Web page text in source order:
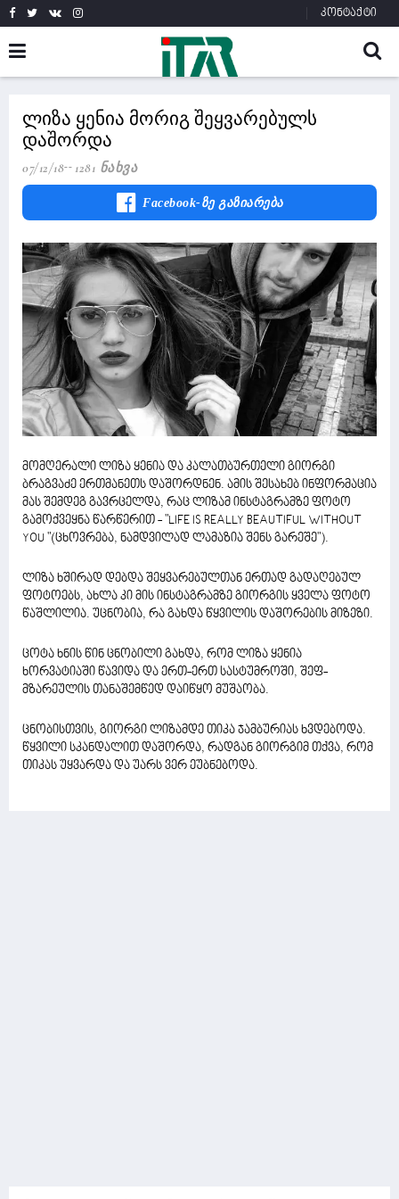
კონტაქტი
ლიზა ყენია მორიგ შეყვარებულს
დაშორდა
07/12/18 1281 Ნახვა
Facebook-Ზე Გაზიარება
მომღერალი ლიზა ყენია და კალათბურთელი გიორგი
ბრაგვაძე ერთმანეთს დაშორდნენ. ამის შესახებ ინფორმაცია
მას შემდეგ გავრცელდა, რაც ლიზამ ინსტაგრამზე ფოტო
გამოქვეყნა წარწერით - "LIFE IS REALLY BEAUTIFUL WITHOUT
YOU "(ცხოვრება, ნამდვილად ლამაზია შენს გარეშე").
ლიზა ხშირად დებდა შეყვარებულთან ერთად გადაღებულ
ფოტოებს, ახლა კი მის ინსტაგრამზე გიორგის ყველა ფოტო
წაშლილია. უცნობია, რა გახდა წყვილის დაშორების მიზეზი.
ცოტა ხნის წინ ცნობილი გახდა, რომ ლიზა ყენია
ხორვატიაში წავიდა და ერთ-ერთ სასტუმროში, შეფ-
მზარეულის თანაშემწედ დაიწყო მუშაობა.
ცნობისთვის, გიორგი ლიზამდე თიკა ჯამბურიას ხვდებოდა.
წყვილი სკანდალით დაშორდა, რადგან გიორგიმ თქვა, რომ
თიკას უყვარდა და უარს ვერ ეუბნებოდა.